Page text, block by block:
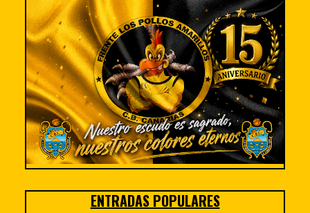
ENTRADAS POPULARES